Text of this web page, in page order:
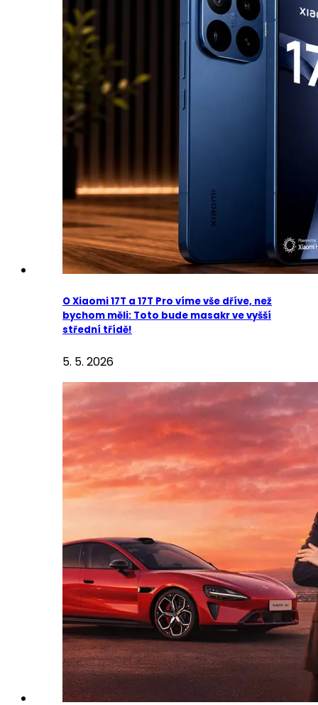
O Xiaomi 17T a 17T Pro víme vše dříve, než
bychom měli: Toto bude masakr ve vyšší
střední třídě!
5. 5. 2026